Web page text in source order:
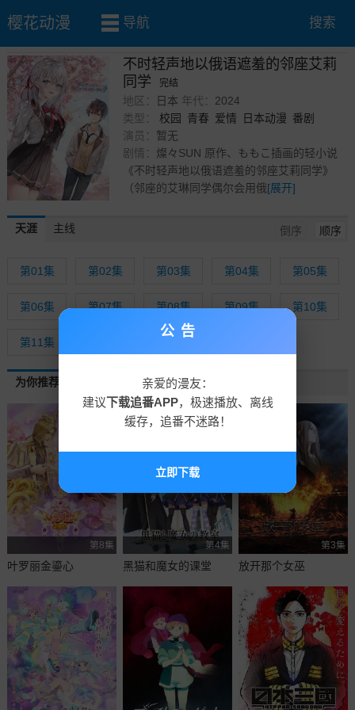
樱花动漫 导航 搜索
公告
亲爱的漫友：
建议下载追番APP，极速播放、离线
缓存，追番不迷路！
立即下载
不时轻声地以俄语遮羞的邻座艾莉
同学
完结
地区： 日本 年代： 2024
类型：
校园 青春 爱情 日本动漫 番剧
演员： 暂无
剧情： 燦々SUN 原作、ももこ插画的轻小说
《不时轻声地以俄语遮羞的邻座艾莉同学》
（邻座的艾琳同学偶尔会用俄[展开]
天涯 主线 倒序 顺序
第01集 第02集 第03集 第04集 第05集
第06集 第07集 第08集 第09集 第10集
第11集
为你推荐
第8集
叶罗丽金鎏心
第4集
黑猫和魔女的课堂
第3集
放开那个女巫